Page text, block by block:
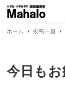
ホーム 投稿一覧
今日もお